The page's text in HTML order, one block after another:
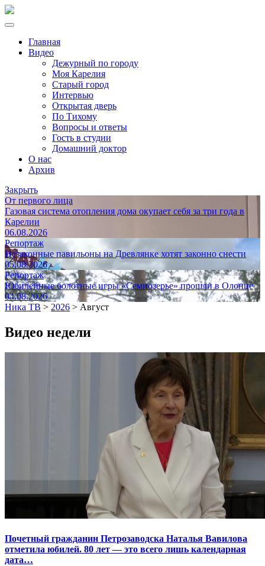
Главная
Видео
Дежурный по городу
Моя Карелия
Старый город
Интервью
Открытая дверь
По Тихому
Вопросы и ответы
Гость в студии
Домашний доктор
О нас
Архив
Закрыть
От первого лица
Газовая система отопления дома окупает себя за три года в
Карелии
06.08.2026
Репортаж
Незаконные павильоны на Древлянке хотят законно снести
05.08.2026
Репортаж
Юбилейные болотные игры «Семиозерье» прошли в Олонце
04.08.2026
Ника ТВ > 2026 > Август
Видео недели
Почетный гражданин Петрозаводска Наталья Вавилова
отметила юбилей. 80 лет — это всего лишь календарная
дата…